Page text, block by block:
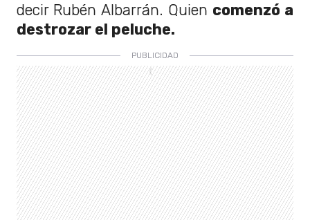
decir Rubén Albarrán. Quien comenzó a
destrozar el peluche.